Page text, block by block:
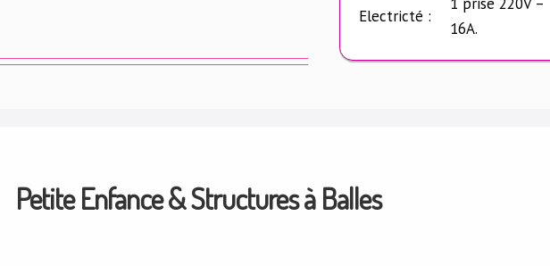
Electricté :
16A.
Petite Enfance & Structures à Balles